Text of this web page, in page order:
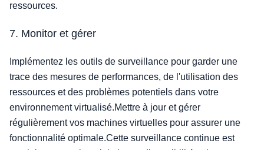
ressources.
7. Monitor et gérer
Implémentez les outils de surveillance pour garder une
trace des mesures de performances, de l'utilisation des
ressources et des problèmes potentiels dans votre
environnement virtualisé.Mettre à jour et gérer
régulièrement vos machines virtuelles pour assurer une
fonctionnalité optimale.Cette surveillance continue est